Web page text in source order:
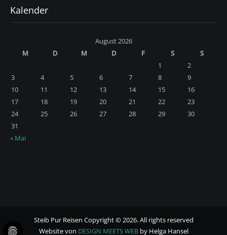
Kalender
August 2026
M
D M D F S
S
1
2
3
4 5 6 7 8
9
10
11 12 13 14 15
16
17
18 19 20 21 22
23
24
25 26 27 28 29
30
31
« Mai
Steib Pur Reisen Copyright © 2026. All rights reserved
Website von DESIGN MEETS WEBby Helga Hansel